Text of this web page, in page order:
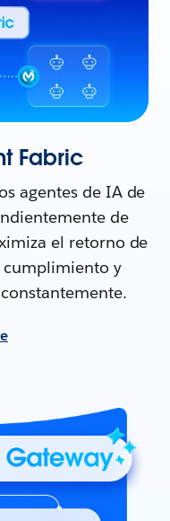
Fabric
agentes de IA de
de
el retorno de
cumplimiento y